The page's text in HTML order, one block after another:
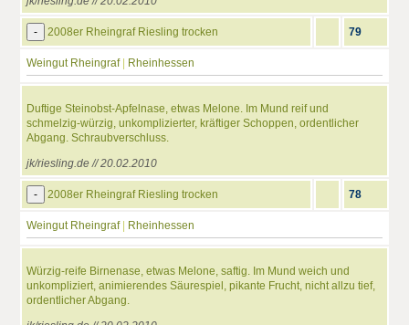
- 2008er Rheingraf Riesling trocken 79
Weingut Rheingraf| Rheinhessen
Duftige Steinobst-Apfelnase, etwas Melone. Im Mund reif und
schmelzig-würzig, unkomplizierter, kräftiger Schoppen, ordentlicher
Abgang. Schraubverschluss.
jk/riesling.de // 20.02.2010
- 2008er Rheingraf Riesling trocken 78
Weingut Rheingraf| Rheinhessen
Würzig-reife Birnenase, etwas Melone, saftig. Im Mund weich und
unkompliziert, animierendes Säurespiel, pikante Frucht, nicht allzu tief,
ordentlicher Abgang.